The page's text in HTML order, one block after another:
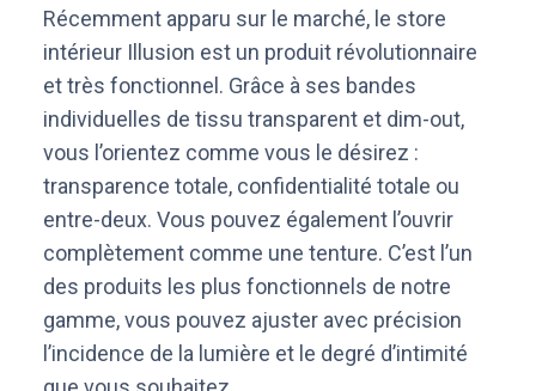
Récemment apparu sur le marché, le store
intérieur Illusion est un produit révolutionnaire
et très fonctionnel. Grâce à ses bandes
individuelles de tissu transparent et dim-out,
vous l’orientez comme vous le désirez :
transparence totale, confidentialité totale ou
entre-deux. Vous pouvez également l’ouvrir
complètement comme une tenture. C’est l’un
des produits les plus fonctionnels de notre
gamme, vous pouvez ajuster avec précision
l’incidence de la lumière et le degré d’intimité